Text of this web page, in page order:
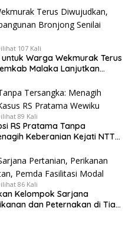
107 Kali
untuk Warga Wekmurak Terus
Malaka Lanjutkan
89 Kali
RS Pratama Tanpa
Keberanian Kejati NTT
86 Kali
Kelompok Sarjana
dan Peternakan di Tiap